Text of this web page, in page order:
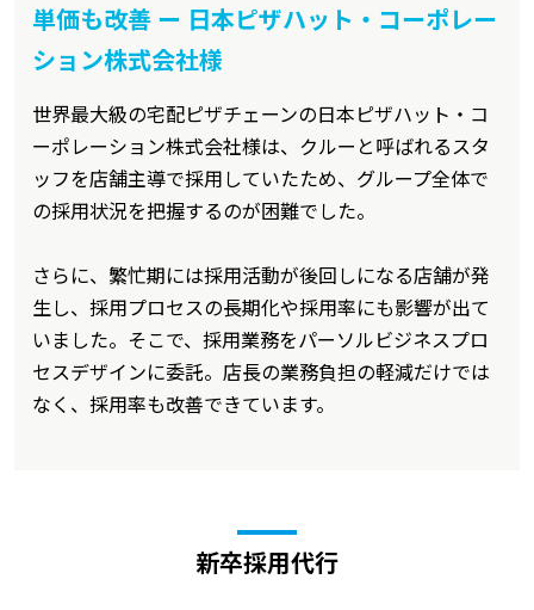
単価も改善 ー 日本ピザハット・コーポレー
ション株式会社様
世界最大級の宅配ピザチェーンの日本ピザハット・コ
ーポレーション株式会社様は、クルーと呼ばれるスタ
ッフを店舗主導で採用していたため、グループ全体で
の採用状況を把握するのが困難でした。
さらに、繁忙期には採用活動が後回しになる店舗が発
生し、採用プロセスの長期化や採用率にも影響が出て
いました。そこで、採用業務をパーソルビジネスプロ
セスデザインに委託。店長の業務負担の軽減だけでは
なく、採用率も改善できています。
新卒採用代行